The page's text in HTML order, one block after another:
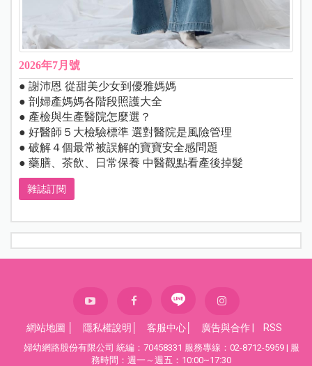
2026年7月號
● 謝沛恩 從甜美少女到優雅媽媽
● 剖婦產媽媽各階段照護大全
● 產檢與生產醫院怎麼選？
● 好醫師５大檢驗標準 選對醫院是風險管理
● 破解４個最常被誤解的寶寶安全感問題
● 藥膳、茶飲、日常保養 中醫觀點看產後掉髮
雜誌訂閱
網站地圖 隱私權說明 客服中心 廣告與合作 RSS
婦幼網路股份有限公司 統編：70458331 服務專線：02-8712-5959 | 服
務時間：週一～週五：10:00~17:30